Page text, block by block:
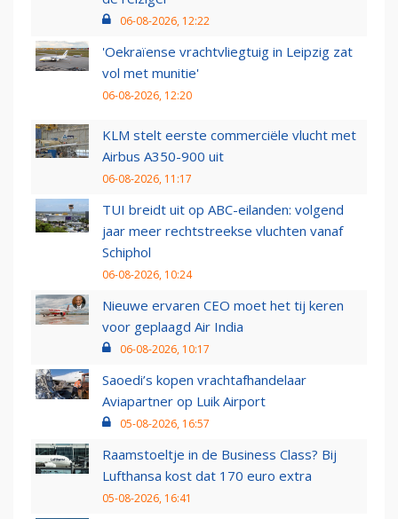
06-08-2026, 12:22
'Oekraïense vrachtvliegtuig in Leipzig zat
vol met munitie'
06-08-2026, 12:20
KLM stelt eerste commerciële vlucht met
Airbus A350-900 uit
06-08-2026, 11:17
TUI breidt uit op ABC-eilanden: volgend
jaar meer rechtstreekse vluchten vanaf
Schiphol
06-08-2026, 10:24
Nieuwe ervaren CEO moet het tij keren
voor geplaagd Air India
06-08-2026, 10:17
Saoedi’s kopen vrachtafhandelaar
Aviapartner op Luik Airport
05-08-2026, 16:57
Raamstoeltje in de Business Class? Bij
Lufthansa kost dat 170 euro extra
05-08-2026, 16:41